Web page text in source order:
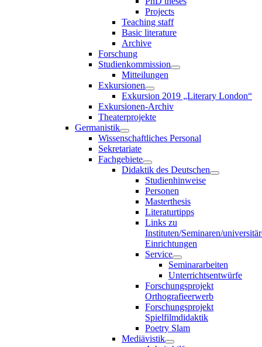
Projects
Teaching staff
Basic literature
Archive
Forschung
Studienkommission
Mitteilungen
Exkursionen
Exkursion 2019 „Literary London“
Exkursionen-Archiv
Theaterprojekte
Germanistik
Wissenschaftliches Personal
Sekretariate
Fachgebiete
Didaktik des Deutschen
Studienhinweise
Personen
Masterthesis
Literaturtipps
Links zu
Instituten/Seminaren/
Einrichtungen
Service
Seminararbeiten
Unterrichtsentwürfe
Forschungsprojekt
Orthografieerwerb
Forschungsprojekt
Spielfilmdidaktik
Poetry Slam
Mediävistik